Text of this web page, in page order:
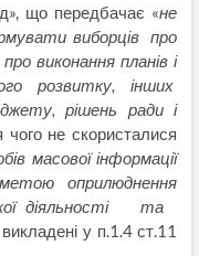
що передбачає «не
виборців про
виконання планів і
розвитку, інших
рішень ради і
не скористалися
масової інформації
оприлюднення
діяльності та
у п.1.4 ст.11